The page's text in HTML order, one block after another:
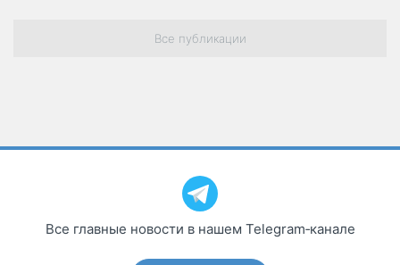
Автосервис,
Все публикации
Все главные новости в нашем Telegram‑канале